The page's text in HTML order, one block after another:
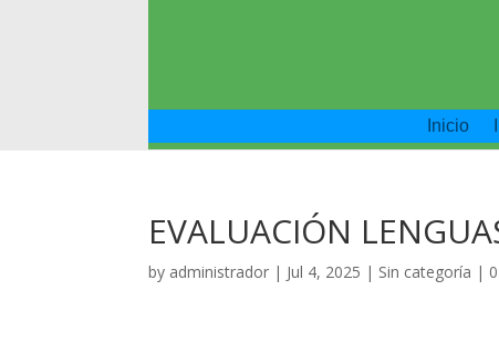
Inicio
EVALUACIÓN
by administrador | Jul 4, 2025 | Sin categoría |